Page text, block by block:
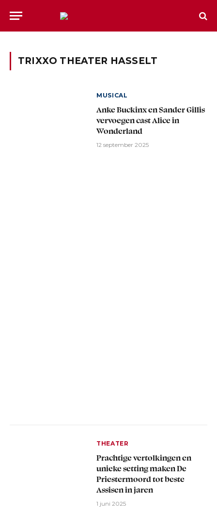
TRIXXO THEATER HASSELT
MUSICAL
Anke Buckinx en Sander Gillis
vervoegen cast Alice in
Wonderland
12 september 2025
THEATER
Prachtige vertolkingen en
unieke setting maken De
Priestermoord tot beste
Assisen in jaren
1 juni 2025